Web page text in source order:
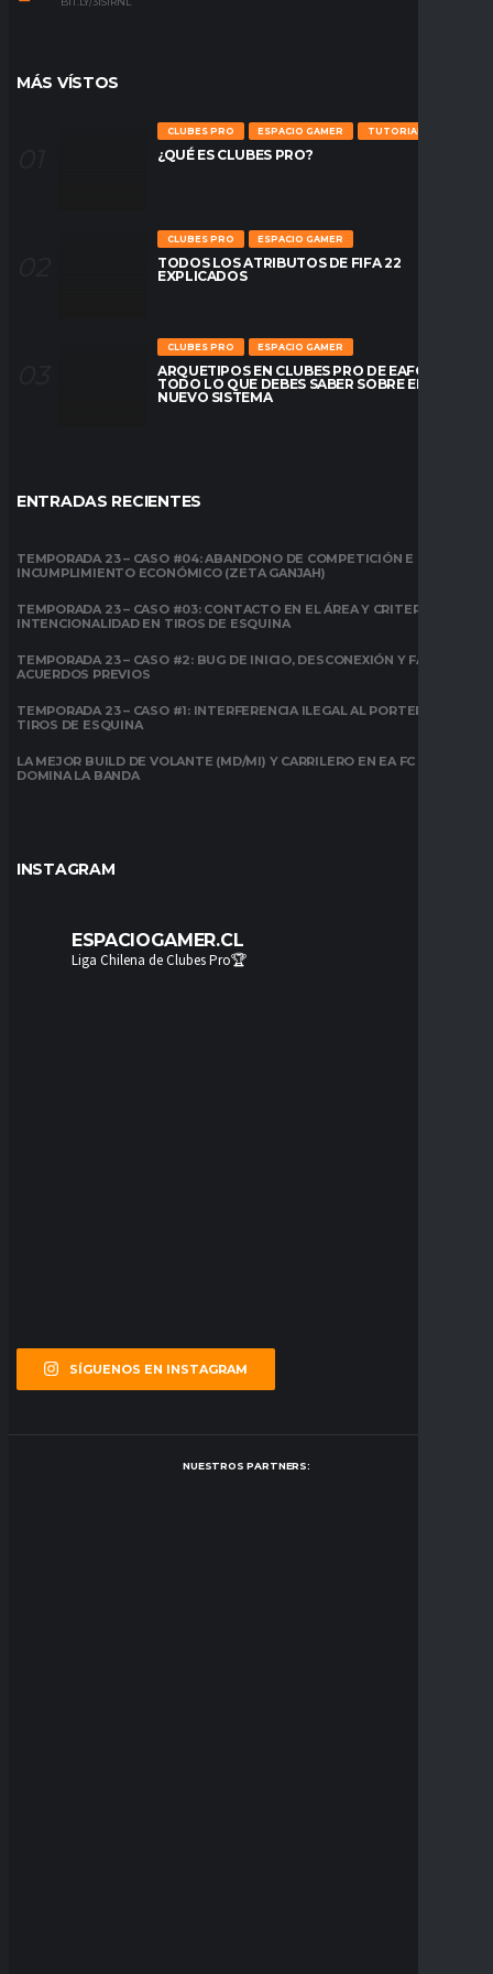
MÁS VÍSTOS
CLUBES PRO ESPACIO GAMER TUTORIALES
¿QUÉ ES CLUBES PRO?
CLUBES PRO ESPACIO GAMER
TODOS LOS ATRIBUTOS DE FIFA 22
EXPLICADOS
CLUBES PRO ESPACIO GAMER
ARQUETIPOS EN CLUBES PRO DE EAFC26:
TODO LO QUE DEBES SABER SOBRE EL
NUEVO SISTEMA
ENTRADAS RECIENTES
TEMPORADA 23 – CASO #04: ABANDONO DE COMPETICIÓN E
INCUMPLIMIENTO ECONÓMICO (ZETA GANJAH)
TEMPORADA 23 – CASO #03: CONTACTO EN EL ÁREA Y CRITERIO DE
INTENCIONALIDAD EN TIROS DE ESQUINA
TEMPORADA 23 – CASO #2: BUG DE INICIO, DESCONEXIÓN Y FALTA DE
ACUERDOS PREVIOS
TEMPORADA 23 – CASO #1: INTERFERENCIA ILEGAL AL PORTERO EN
TIROS DE ESQUINA
LA MEJOR BUILD DE VOLANTE (MD/MI) Y CARRILERO EN EA FC 26:
DOMINA LA BANDA
INSTAGRAM
ESPACIOGAMER.CL
Liga Chilena de Clubes Pro🏆
SÍGUENOS EN INSTAGRAM
NUESTROS PARTNERS: